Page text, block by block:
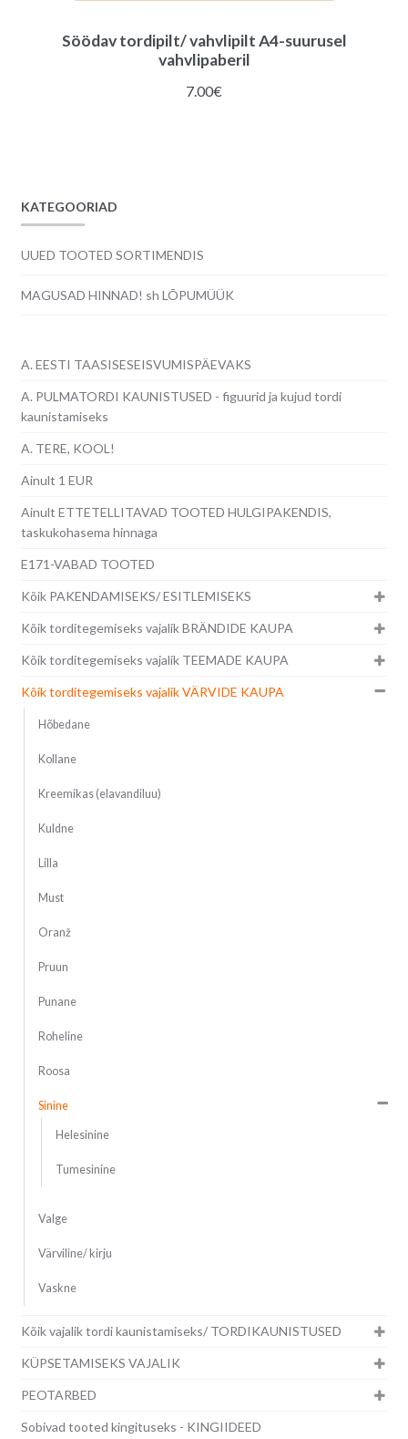
Söödav tordipilt/ vahvlipilt A4-suurusel
vahvlipaberil
7.00€
KATEGOORIAD
UUED TOOTED SORTIMENDIS
MAGUSAD HINNAD! sh LÕPUMÜÜK
A. EESTI TAASISESEISVUMISPÄEVAKS
A. PULMATORDI KAUNISTUSED - figuurid ja kujud tordi
kaunistamiseks
A. TERE, KOOL!
Ainult 1 EUR
Ainult ETTETELLITAVAD TOOTED HULGIPAKENDIS,
taskukohasema hinnaga
E171-VABAD TOOTED
Kõik PAKENDAMISEKS/ ESITLEMISEKS
Kõik torditegemiseks vajalik BRÄNDIDE KAUPA
Kõik torditegemiseks vajalik TEEMADE KAUPA
Kõik torditegemiseks vajalik VÄRVIDE KAUPA
Hõbedane
Kollane
Kreemikas (elavandiluu)
Kuldne
Lilla
Must
Oranž
Pruun
Punane
Roheline
Roosa
Sinine
Helesinine
Tumesinine
Valge
Värviline/ kirju
Vaskne
Kõik vajalik tordi kaunistamiseks/ TORDIKAUNISTUSED
KÜPSETAMISEKS VAJALIK
PEOTARBED
Sobivad tooted kingituseks - KINGIIDEED